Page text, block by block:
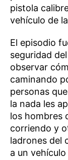
pistola
vehículo de
El episodio
seguridad del
observar
caminando
personas
la nada les
los hombres
corriendo y
ladrones del
a un vehículo